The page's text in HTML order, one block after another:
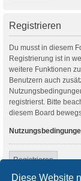
Diese Website
Registrieren
Du musst in diesem
Registrierung ist in
weitere Funktionen
Benutzern auch
registrierst. Bitte
diesem Board
Registrieren